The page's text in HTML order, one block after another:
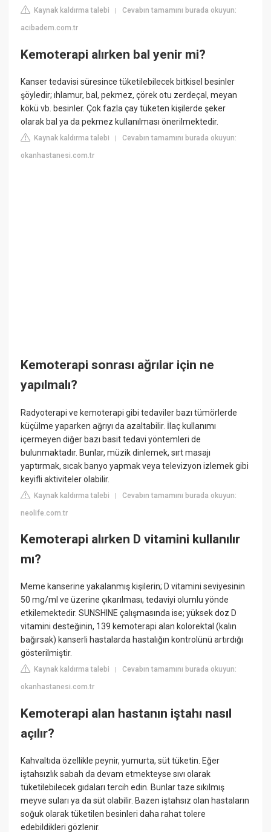
Kaynak kaldırma talebi |Cevabın tamamını burada okuyun:
acibadem.com.tr
Kemoterapi alırken bal yenir mi?
Kanser tedavisi süresince tüketilebilecek bitkisel besinler
şöyledir; ıhlamur, bal, pekmez, çörek otu zerdeçal, meyan
kökü vb. besinler. Çok fazla çay tüketen kişilerde şeker
olarak bal ya da pekmez kullanılması önerilmektedir.
Kaynak kaldırma talebi |Cevabın tamamını burada okuyun:
okanhastanesi.com.tr
Kemoterapi sonrası ağrılar için ne
yapılmalı?
Radyoterapi ve kemoterapi gibi tedaviler bazı tümörlerde
küçülme yaparken ağrıyı da azaltabilir. İlaç kullanımı
içermeyen diğer bazı basit tedavi yöntemleri de
bulunmaktadır. Bunlar, müzik dinlemek, sırt masajı
yaptırmak, sıcak banyo yapmak veya televizyon izlemek gibi
keyifli aktiviteler olabilir.
Kaynak kaldırma talebi |Cevabın tamamını burada okuyun:
neolife.com.tr
Kemoterapi alırken D vitamini kullanılır
mı?
Meme kanserine yakalanmış kişilerin; D vitamini seviyesinin
50 mg/ml ve üzerine çıkarılması, tedaviyi olumlu yönde
etkilemektedir. SUNSHINE çalışmasında ise; yüksek doz D
vitamini desteğinin, 139 kemoterapi alan kolorektal (kalın
bağırsak) kanserli hastalarda hastalığın kontrolünü artırdığı
gösterilmiştir.
Kaynak kaldırma talebi |Cevabın tamamını burada okuyun:
okanhastanesi.com.tr
Kemoterapi alan hastanın iştahı nasıl
açılır?
Kahvaltıda özellikle peynir, yumurta, süt tüketin. Eğer
iştahsızlık sabah da devam etmekteyse sıvı olarak
tüketilebilecek gıdaları tercih edin. Bunlar taze sıkılmış
meyve suları ya da süt olabilir. Bazen iştahsız olan hastaların
soğuk olarak tüketilen besinleri daha rahat tolere
edebildikleri gözlenir.